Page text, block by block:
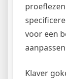
voor een
Klaver